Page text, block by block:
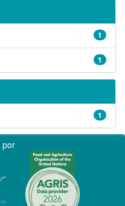
1
1
1
por